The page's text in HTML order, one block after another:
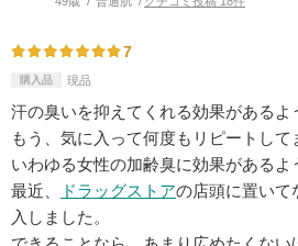
7
購入品 現品
汗の臭いを抑えてくれる効果があるよ
もう、気に入って何度もリピートして
いわゆる女性の加齢臭に効果があるよ
最近、
ドラッグストアの店頭に置いて
入しました。